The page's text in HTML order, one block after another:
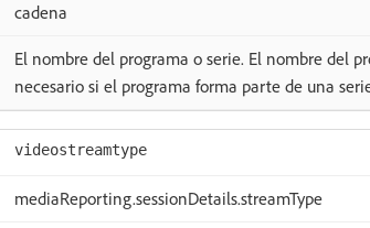
cadena
El nombre del programa o serie. El nombre del
necesario si el programa forma parte de una
videostreamtype
mediaReporting.sessionDetails.streamType